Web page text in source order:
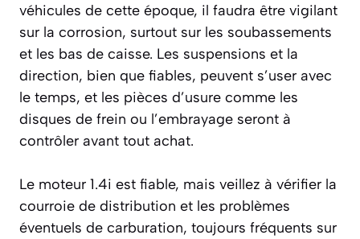
véhicules de cette époque, il faudra être vigilant
sur la corrosion, surtout sur les soubassements
et les bas de caisse. Les suspensions et la
direction, bien que fiables, peuvent s’user avec
le temps, et les pièces d’usure comme les
disques de frein ou l’embrayage seront à
contrôler avant tout achat.
Le moteur 1.4i est fiable, mais veillez à vérifier la
courroie de distribution et les problèmes
éventuels de carburation, toujours fréquents sur